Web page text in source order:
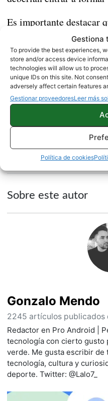
Gestiona
To provide the best experiences,
store and/or access device
technologies will allow us to
unique IDs on this site. Not
adversely affect certain features
Gestionar proveedoresLeer más
Política de cookies
Es importante destacar
desplegado a nivel
que todavía no hayas
tranquilo/a, con el paso
«Eventos» irá llegando
forma gradual.
Android Police
APPS NOTICIAS
Sobre este autor
Gonzalo Mendo
2245 artículos publicados
Redactor en Pro Android |
tecnología con cierto gusto
verde. Me gusta escribir de
tecnología, cultura y
deporte. Twitter: @Lalo7_